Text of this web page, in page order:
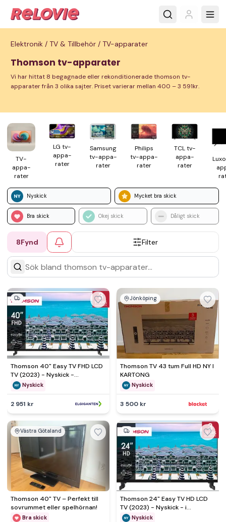
Elektronik / TV & Tillbehör / TV-apparater
Thomson tv-apparater
Vi har hittat 8 begagnade eller rekonditionerade thomson tv-
apparater från 3 olika sajter. Priset varierar mellan 400 – 3 591kr.
TV-
appa­
rater
LG tv-
appa­
rater
Samsung
tv-appa­
rater
Philips
tv-appa­
rater
TCL tv-
appa­
rater
Nyskick Mycket bra skick
Bra skick Okej skick Dåligt skick
8Fynd Filter
Thomson 40" Easy TV FHD LCD
TV (2023) - Nyskick -
originalförpackning saknas
Nyskick
2 951 kr
Jönköping
Thomson TV 43 tum Full HD NY I
KARTONG
Nyskick
3 500 kr
Västra Götaland
Thomson 40" TV – Perfekt till
sovrummet eller spelhörnan!
Bra skick
Thomson 24" Easy TV HD LCD
TV (2023) - Nyskick - i
originalförpackning
Nyskick